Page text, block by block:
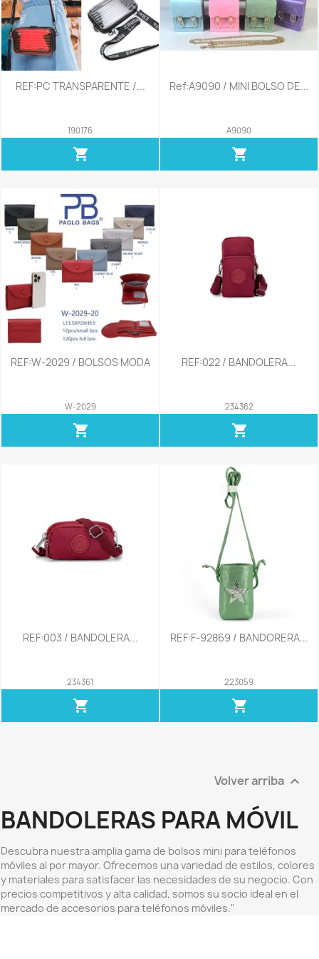
REF:PC TRANSPARENTE /...
190176
shopping_cart
Ref:A9090 / MINI BOLSO DE...
A9090
shopping_cart
REF:W-2029 / BOLSOS MODA
W-2029
shopping_cart
REF:022 / BANDOLERA...
234362
shopping_cart
REF:003 / BANDOLERA...
234361
shopping_cart
REF:F-92869 / BANDORERA...
223059
shopping_cart
Volver arriba 
BANDOLERAS PARA MÓVIL
Descubra nuestra amplia gama de bolsos mini para teléfonos
móviles al por mayor. Ofrecemos una variedad de estilos, colores
y materiales para satisfacer las necesidades de su negocio. Con
precios competitivos y alta calidad, somos su socio ideal en el
mercado de accesorios para teléfonos móviles."